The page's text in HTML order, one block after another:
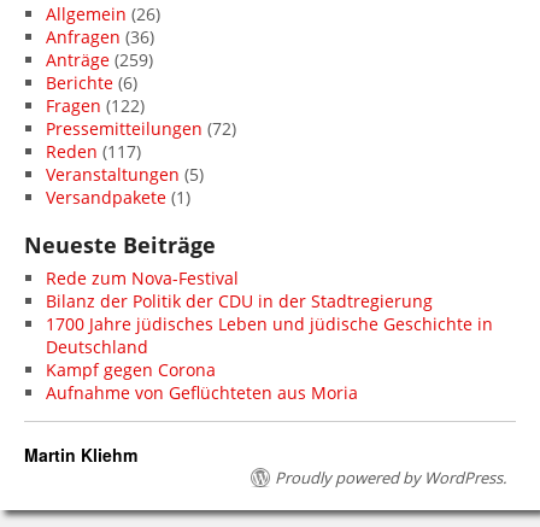
Allgemein (26)
Anfragen (36)
Anträge (259)
Berichte (6)
Fragen (122)
Pressemitteilungen (72)
Reden (117)
Veranstaltungen (5)
Versandpakete (1)
Neueste Beiträge
Rede zum Nova-Festival
Bilanz der Politik der CDU in der Stadtregierung
1700 Jahre jüdisches Leben und jüdische Geschichte in
Deutschland
Kampf gegen Corona
Aufnahme von Geflüchteten aus Moria
Martin Kliehm
Proudly powered by WordPress.